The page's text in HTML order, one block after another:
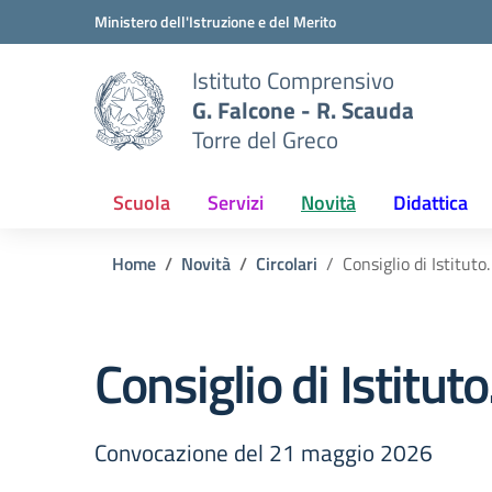
Vai ai contenuti
Vai al menu di navigazioneMinistero dell'Istruzione e del Merito
Istituto Comprensivo
G. Falcone - R. Scauda
Torre del Greco
Scuola Servizi Novità Didattica
Home Novità Circolari Consiglio di Istituto.
Consiglio di
Convocazione del 21 maggio 2026